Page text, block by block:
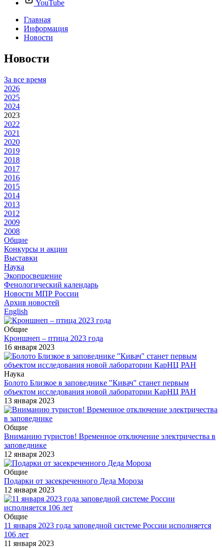
YouTube
Главная
Информация
Новости
Новости
За все время
2026
2025
2024
2023
2022
2021
2020
2019
2018
2017
2016
2015
2014
2013
2012
2009
2008
Общие
Конкурсы и акции
Выставки
Наука
Экопросвещение
Фенологический календарь
Новости МПР России
Архив новостей
English
Общие
Кроншнеп – птица 2023 года
16 января 2023
Наука
Болото Близкое в заповеднике "Кивач" станет первым
объектом исследования новой лаборатории КарНЦ РАН
13 января 2023
Общие
Вниманию туристов! Временное отключение электричества в
заповеднике
12 января 2023
Общие
Подарки от засекреченного Деда Мороза
12 января 2023
Общие
11 января 2023 года заповедной системе России исполняется
106 лет
11 января 2023